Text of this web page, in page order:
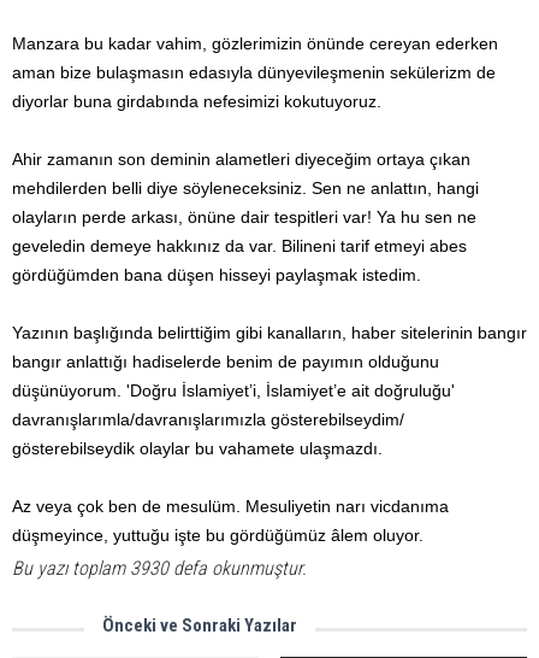
Manzara bu kadar vahim, gözlerimizin önünde cereyan ederken
aman bize bulaşmasın edasıyla dünyevileşmenin sekülerizm de
diyorlar buna girdabında nefesimizi kokutuyoruz.
Ahir zamanın son deminin alametleri diyeceğim ortaya çıkan
mehdilerden belli diye söyleneceksiniz. Sen ne anlattın, hangi
olayların perde arkası, önüne dair tespitleri var! Ya hu sen ne
geveledin demeye hakkınız da var. Bilineni tarif etmeyi abes
gördüğümden bana düşen hisseyi paylaşmak istedim.
Yazının başlığında belirttiğim gibi kanalların, haber sitelerinin bangır
bangır anlattığı hadiselerde benim de payımın olduğunu
düşünüyorum. 'Doğru İslamiyet’i, İslamiyet’e ait doğruluğu'
davranışlarımla/davranışlarımızla gösterebilseydim/
gösterebilseydik olaylar bu vahamete ulaşmazdı.
Az veya çok ben de mesulüm. Mesuliyetin narı vicdanıma
düşmeyince, yuttuğu işte bu gördüğümüz âlem oluyor.
Bu yazı toplam 3930 defa okunmuştur.
Önceki ve Sonraki Yazılar